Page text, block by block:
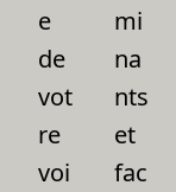
e
de
vot
re
voi
mi
na
nts
et
fac